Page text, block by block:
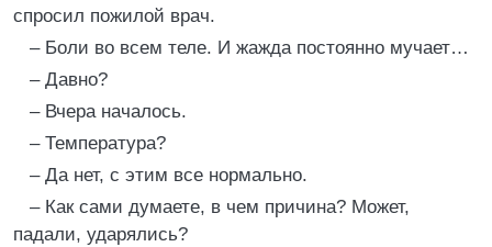
спросил пожилой врач.
– Боли во всем теле. И жажда постоянно мучает…
– Давно?
– Вчера началось.
– Температура?
– Да нет, с этим все нормально.
– Как сами думаете, в чем причина? Может,
падали, ударялись?